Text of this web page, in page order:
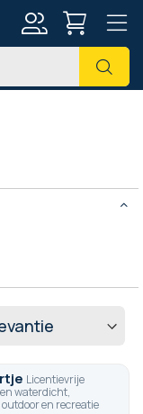
Zoek
Licentievrije
waterdicht,
en recreatie